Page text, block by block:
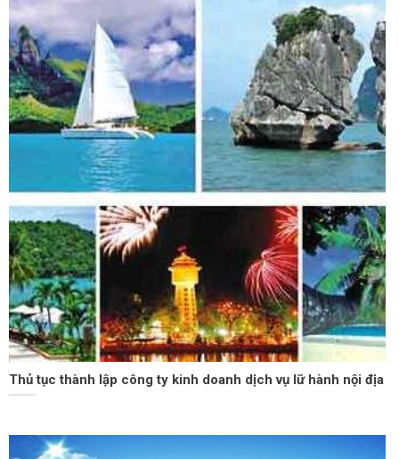
Thủ tục thành lập công ty kinh doanh dịch vụ lữ hành nội địa